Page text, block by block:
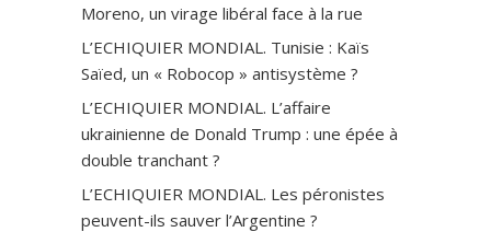
Moreno, un virage libéral face à la rue
L’ECHIQUIER MONDIAL. Tunisie : Kaïs
Saïed, un « Robocop » antisystème ?
L’ECHIQUIER MONDIAL. L’affaire
ukrainienne de Donald Trump : une épée à
double tranchant ?
L’ECHIQUIER MONDIAL. Les péronistes
peuvent-ils sauver l’Argentine ?